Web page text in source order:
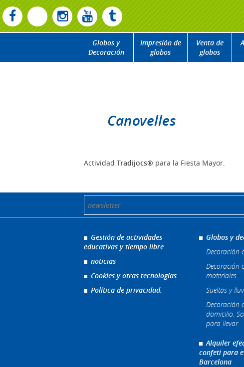
Globos y
Decoración
Impresión de
globos
Venta de
globos
Canovelles
Actividad Tradijocs® para la Fiesta Mayor.
Gestión de actividades
educativas y tiempo libre
noticias
Cookies y otras tecnologías
Política de privacidad.
Globos y
Decoración
Decoración
materiales
Sueltas y
Decoración
domicilio.
para llevar.
Alquiler
confeti para
Barcelona